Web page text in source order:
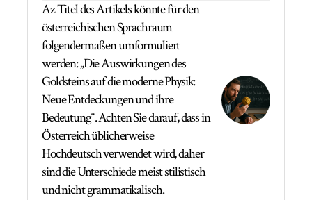
Az Titel des Artikels könnte für den
österreichischen Sprachraum
folgendermaßen umformuliert
werden: „Die Auswirkungen des
Goldsteins auf die moderne Physik:
Neue Entdeckungen und ihre
Bedeutung“. Achten Sie darauf, dass in
Österreich üblicherweise
Hochdeutsch verwendet wird, daher
sind die Unterschiede meist stilistisch
und nicht grammatikalisch.